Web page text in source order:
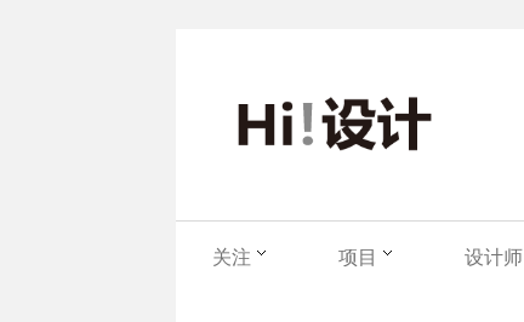
关注 项目 设计师